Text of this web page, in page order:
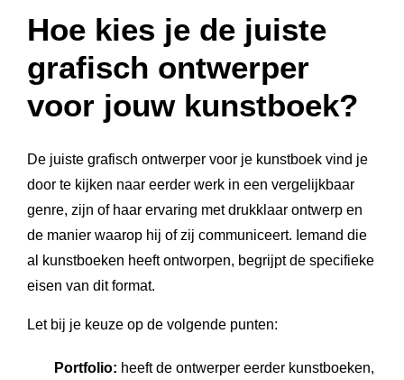
Hoe kies je de juiste
grafisch ontwerper
voor jouw kunstboek?
De juiste grafisch ontwerper voor je kunstboek vind je
door te kijken naar eerder werk in een vergelijkbaar
genre, zijn of haar ervaring met drukklaar ontwerp en
de manier waarop hij of zij communiceert. Iemand die
al kunstboeken heeft ontworpen, begrijpt de specifieke
eisen van dit format.
Let bij je keuze op de volgende punten:
Portfolio: heeft de ontwerper eerder kunstboeken,